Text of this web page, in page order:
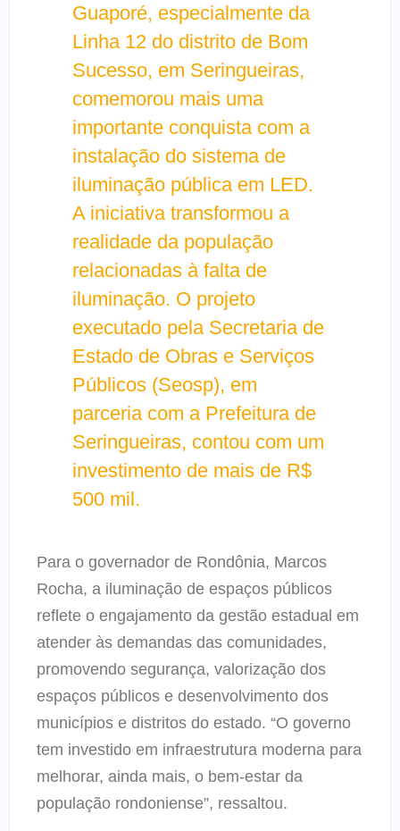
Guaporé, especialmente da
Linha 12 do distrito de Bom
Sucesso, em Seringueiras,
comemorou mais uma
importante conquista com a
instalação do sistema de
iluminação pública em LED.
A iniciativa transformou a
realidade da população
relacionadas à falta de
iluminação. O projeto
executado pela Secretaria de
Estado de Obras e Serviços
Públicos (Seosp), em
parceria com a Prefeitura de
Seringueiras, contou com um
investimento de mais de R$
500 mil.
Para o governador de Rondônia, Marcos
Rocha, a iluminação de espaços públicos
reflete o engajamento da gestão estadual em
atender às demandas das comunidades,
promovendo segurança, valorização dos
espaços públicos e desenvolvimento dos
municípios e distritos do estado. “O governo
tem investido em infraestrutura moderna para
melhorar, ainda mais, o bem-estar da
população rondoniense”, ressaltou.